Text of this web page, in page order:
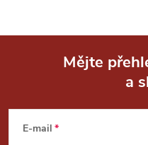
u
Mějte
a
E-mail